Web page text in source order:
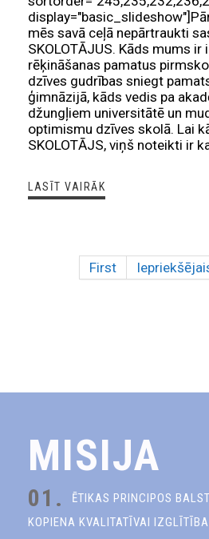
mēs savā ceļā nepārtraukti
SKOLOTĀJUS. Kāds mums ir
rēķināšanas pamatus
dzīves gudrības sniegt
ģimnāzijā, kāds vedis pa
džungļiem universitātē un
optimismu dzīves skolā. Lai
SKOLOTĀJS, viņš noteikti ir
LASĪT VAIRĀK
First
MISIJA
01.
ĒTIKAS PRINCIPOS
KOPIENA KVALITATĪVAI